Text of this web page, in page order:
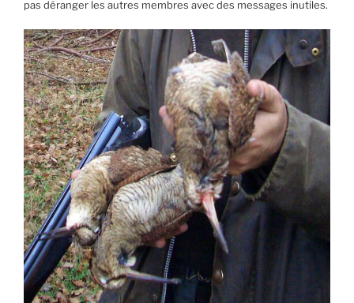
pas déranger les autres membres avec des messages inutiles.